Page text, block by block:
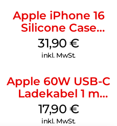
Apple iPhone 16
Silicone Case
MagSafe Fuchsia
31,90€
inkl. MwSt.
Apple 60W USB-C
Ladekabel 1 m
Weiß
17,90 €
inkl. MwSt.